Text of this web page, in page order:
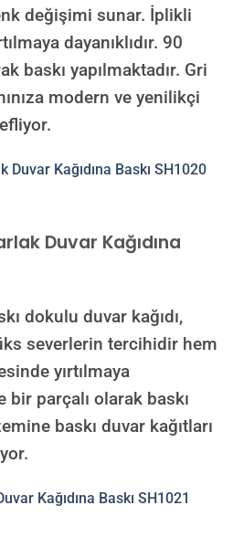
değişimi sunar. İplikli
dayanıklıdır. 90
baskı yapılmaktadır. Gri
modern ve yenilikçi
Duvar Kağıdına
dokulu duvar kağıdı,
severlerin tercihidir hem
yırtılmaya
bir parçalı olarak baskı
baskı duvar kağıtları